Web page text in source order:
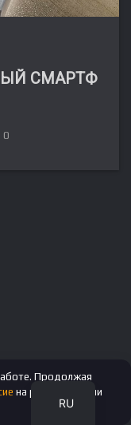
СМАРТФ
0
RU
EN
Продолжая
на работу с этими